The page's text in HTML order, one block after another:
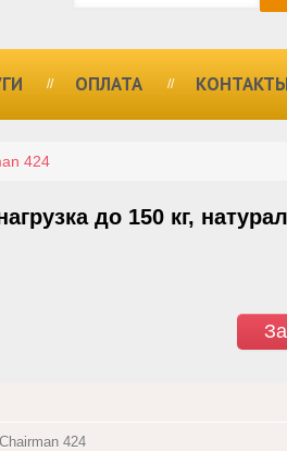
ОПЛАТА
424
до 150 кг,
Chairman 424